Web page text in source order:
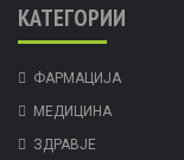
КАТЕГОРИИ
ФАРМАЦИЈА
МЕДИЦИНА
ЗДРАВЈЕ